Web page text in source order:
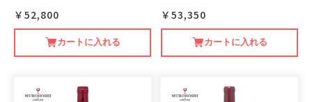
￥52,800
カートに入れる
￥53,350
カートに入れる